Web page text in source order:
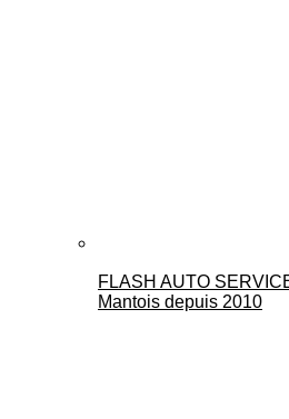
FLASH AUTO
Mantois depuis 2010